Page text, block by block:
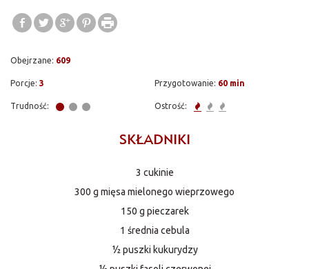
Obejrzane: 609
Porcje: 3 Przygotowanie: 60 min
Trudność: Ostrość:
SKŁADNIKI
3 cukinie
300 g mięsa mielonego wieprzowego
150 g pieczarek
1 średnia cebula
½ puszki kukurydzy